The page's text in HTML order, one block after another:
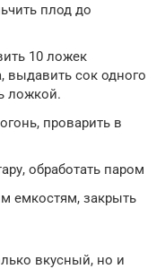
плод до
10 ложек
выдавить сок одного
ложкой.
проварить в
обработать паром
емкостям, закрыть
вкусный, но и